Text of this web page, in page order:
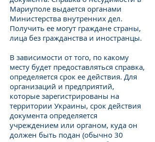
Мариуполе выдается органами
Министерства внутренних дел.
Получить ее могут граждане страны,
лица без гражданства и иностранцы.
В зависимости от того, по какому
месту будет предоставляться справка,
определяется срок ее действия. Для
организаций и предприятий,
которые зарегистрированы на
территории Украины, срок действия
документа определяется
учреждением или органом, куда он
должен быть подан (обычно 30